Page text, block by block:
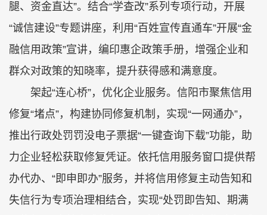
腿、资金直达”。结合“学查改”系列专项行动，开展
“诚信建设”专题讲座，利用“百姓宣传直通车”开展“金
融信用政策”宣讲，编印惠企政策手册，增强企业和
群众对政策的知晓率，提升获得感和满意度。
架起“连心桥”，优化企业服务。信阳市聚焦信用
修复“堵点”，构建协同修复机制，实现“一网通办”，
推出行政处罚罚没电子票据“一键查询下载”功能，助
力企业轻松获取修复凭证。依托信用服务窗口提供帮
办代办、“即申即办”服务，并将信用修复主动告知和
失信行为专项治理相结合，实现“处罚即告知、期满